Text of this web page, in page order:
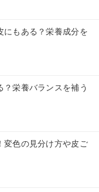
にもある？栄養成分を
栄養バランスを補う
変色の見分け方や皮ご